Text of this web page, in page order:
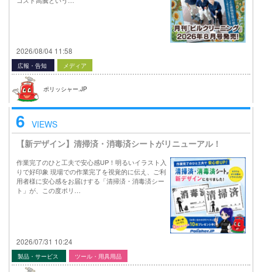
2026/08/04 11:58
広報・告知 メディア
ポリッシャー.JP
6 VIEWS
【新デザイン】清掃済・消毒済シートがリニューアル！
作業完了のひと工夫で安心感UP！明るいイラスト入
りで好印象 現場での作業完了を視覚的に伝え、ご利
用者様に安心感をお届けする「清掃済・消毒済シー
ト」が、この度ポリ…
2026/07/31 10:24
製品・サービス ツール・用具用品